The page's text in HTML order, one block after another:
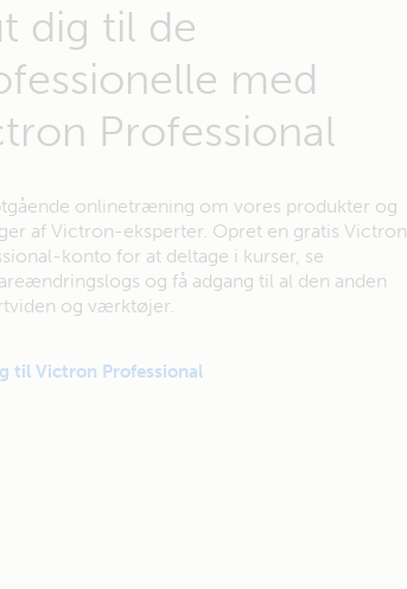
dig til de
med
Professional
onlinetræning om vores produkter og
af Victron-eksperter. Opret en gratis Victron
konto for at deltage i kurser, se
og få adgang til al den anden
og værktøjer.
til Victron Professional